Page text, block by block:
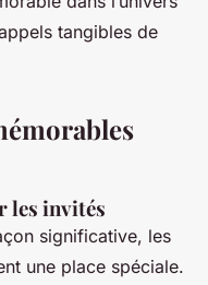
tangibles de
les invités
significative, les
une place spéciale.